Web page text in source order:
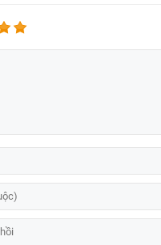
A91 phải đợi lâu không?
sở hữu từ 2-3 chiếc điện
chính bị hư đang sửa chữa.
quá nhiều thông tin quan trọng
đang được sửa chữa, bảo trì.